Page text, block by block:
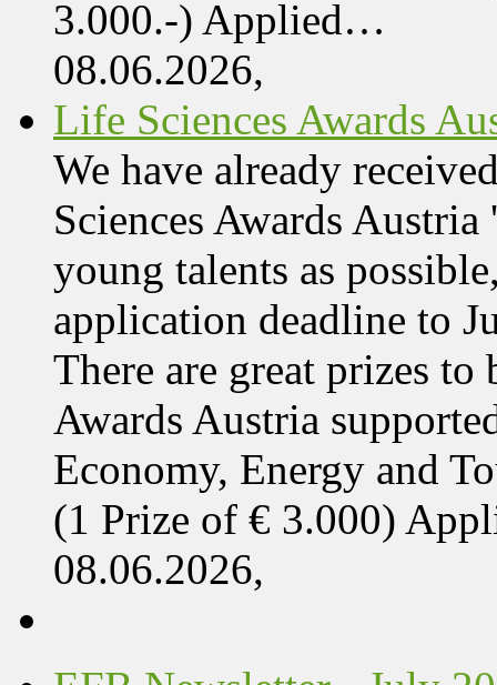
3.000.-) Applied…
08.06.2026,
Life Sciences Awards
We have already
Sciences Awards
young talents as
application deadline to
There are great prizes to
Awards Austria
Economy, Energy and
(1 Prize of € 3.000)
08.06.2026,